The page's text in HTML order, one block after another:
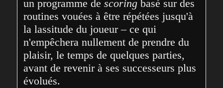
un programme de scoring basé sur des
routines vouées à être répétées jusqu'à
la lassitude du joueur – ce qui
n'empêchera nullement de prendre du
plaisir, le temps de quelques parties,
avant de revenir à ses successeurs plus
évolués.